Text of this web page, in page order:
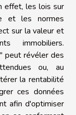
effet, les lois sur
et les normes
sur la valeur et
immobiliers.
peut révéler des
ou, au
la rentabilité
ces données
afin d'optimiser